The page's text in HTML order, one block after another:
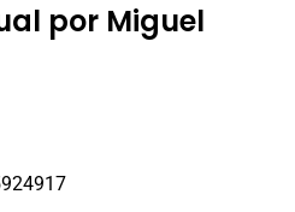
por Miguel